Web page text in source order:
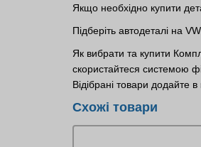
Якщо необхідно купити
Підберіть автодеталі на
Як вибрати та купити
скористайтеся системою
Відібрані товари
Схожі товари